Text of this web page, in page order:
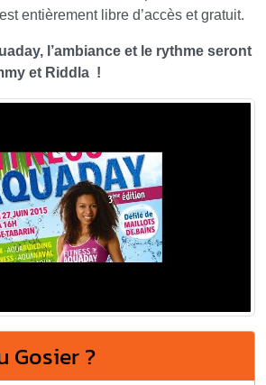
entièrement libre d’accès et gratuit.
l’ambiance et le rythme seront
​et Riddla ​ !
Gosier ?